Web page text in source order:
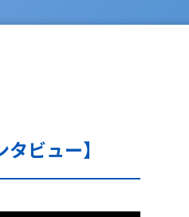
ビュー】